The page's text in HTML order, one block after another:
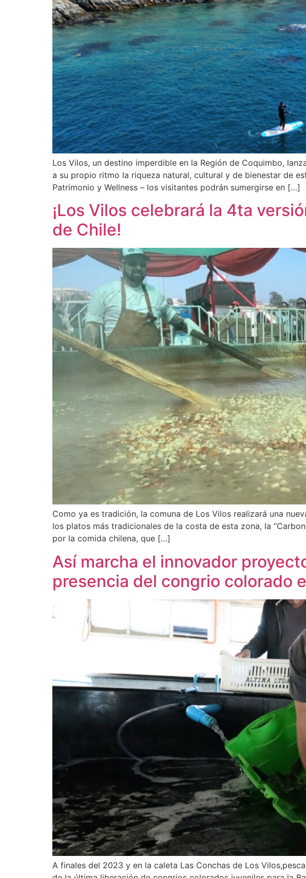
Los Vilos, un destino imperdible en la Región de Coquimbo,
a su propio ritmo la riqueza natural, cultural y de bienestar de
Patrimonio y Wellness – los visitantes podrán sumergirse en […]
¡Los Vilos celebrará la 4ta
de Chile!
Como ya es tradición, la comuna de Los Vilos realizará una
los platos más tradicionales de la costa de esta zona, la
por la comida chilena, que […]
Así marcha el innovador
presencia del congrio colorado
A finales del 2023 y en la caleta Las Conchas de Los